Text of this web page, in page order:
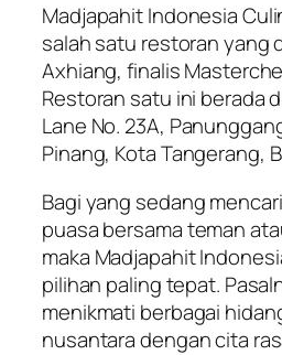
Madjapahit Indonesia
salah satu restoran yang
Axhiang, finalis
Restoran satu ini berada
Lane No. 23A,
Pinang, Kota Tangerang,
Bagi yang sedang
puasa bersama teman
maka Madjapahit
pilihan paling tepat.
menikmati berbagai
nusantara dengan cita